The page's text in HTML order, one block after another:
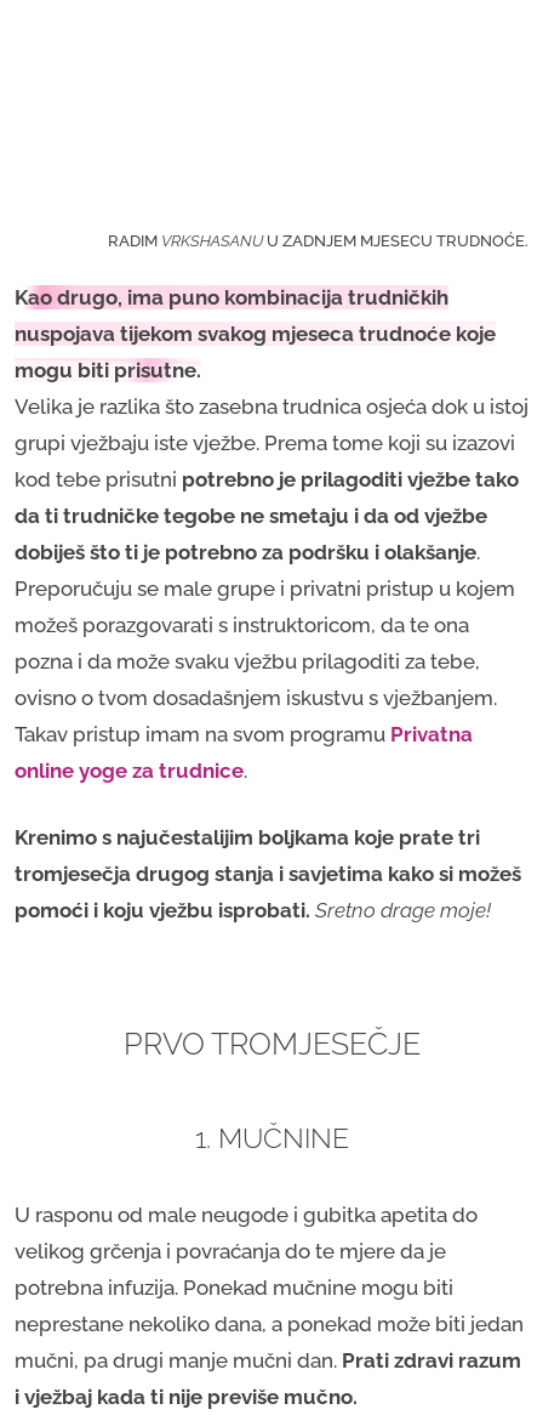
RADIM VRKSHASANUU ZADNJEM MJESECU TRUDNOĆE.
Kao drugo, ima puno kombinacija trudničkih
nuspojava tijekom svakog mjeseca trudnoće koje
mogu biti prisutne.
Velika je razlika što zasebna trudnica osjeća dok u istoj
grupi vježbaju iste vježbe. Prema tome koji su izazovi
kod tebe prisutni potrebno je prilagoditi vježbe tako
da ti trudničke tegobe ne smetaju i da od vježbe
dobiješ što ti je potrebno za podršku i olakšanje.
Preporučuju se male grupe i privatni pristup u kojem
možeš porazgovarati s instruktoricom, da te ona
pozna i da može svaku vježbu prilagoditi za tebe,
ovisno o tvom dosadašnjem iskustvu s vježbanjem.
Takav pristup imam na svom programu Privatna
online yoge za trudnice.
Krenimo s najučestalijim boljkama koje prate tri
tromjesečja drugog stanja i savjetima kako si možeš
pomoći i koju vježbu isprobati. Sretno drage moje!
PRVO TROMJESEČJE
1. MUČNINE
U rasponu od male neugode i gubitka apetita do
velikog grčenja i povraćanja do te mjere da je
potrebna infuzija. Ponekad mučnine mogu biti
neprestane nekoliko dana, a ponekad može biti jedan
mučni, pa drugi manje mučni dan. Prati zdravi razum
i vježbaj kada ti nije previše mučno.